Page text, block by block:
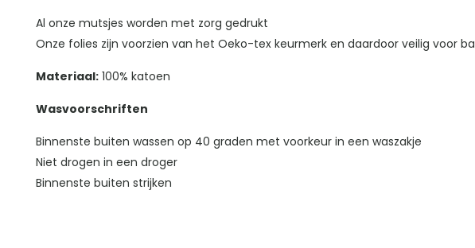
Al onze mutsjes worden met zorg gedrukt
Onze folies zijn voorzien van het Oeko-tex keurmerk en daardoor veilig voor
Materiaal:100% katoen
Wasvoorschriften
Binnenste buiten wassen op 40 graden met voorkeur in een waszakje
Niet drogen in een droger
Binnenste buiten strijken